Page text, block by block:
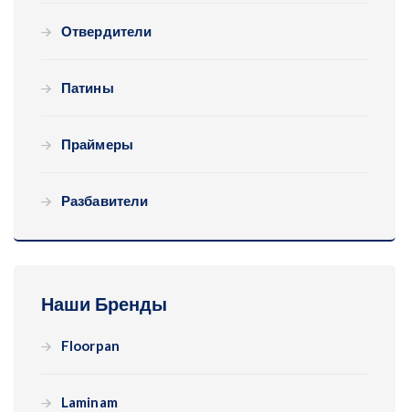
Отвердители
Патины
Праймеры
Разбавители
Наши Бренды
Floorpan
Laminam